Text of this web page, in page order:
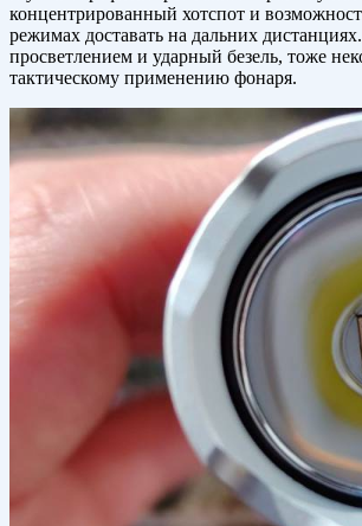
концентрированный хотспот и
режимах доставать на дальних
просветлением и ударный безель, тоже
тактическому применению фонаря.